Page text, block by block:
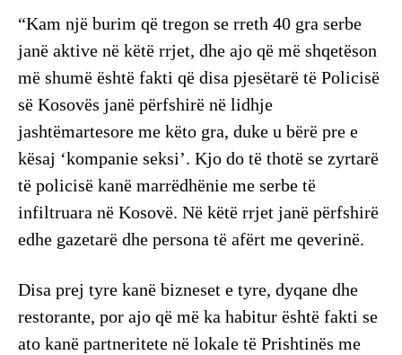
“Kam një burim që tregon se rreth 40 gra serbe
janë aktive në këtë rrjet, dhe ajo që më shqetëson
më shumë është fakti që disa pjesëtarë të Policisë
së Kosovës janë përfshirë në lidhje
jashtëmartesore me këto gra, duke u bërë pre e
kësaj ‘kompanie seksi’. Kjo do të thotë se zyrtarë
të policisë kanë marrëdhënie me serbe të
infiltruara në Kosovë. Në këtë rrjet janë përfshirë
edhe gazetarë dhe persona të afërt me qeverinë.
Disa prej tyre kanë bizneset e tyre, dyqane dhe
restorante, por ajo që më ka habitur është fakti se
ato kanë partneritete në lokale të Prishtinës me